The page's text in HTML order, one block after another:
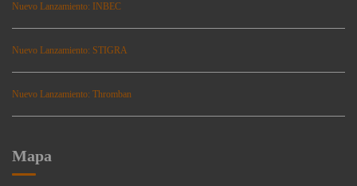
Nuevo Lanzamiento: INBEC
Nuevo Lanzamiento: STIGRA
Nuevo Lanzamiento: Thromban
Mapa